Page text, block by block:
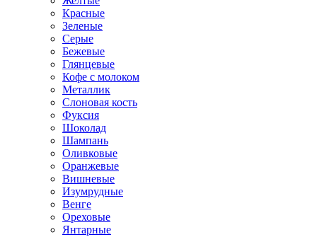
Красные
Зеленые
Серые
Бежевые
Глянцевые
Кофе с молоком
Металлик
Слоновая кость
Фуксия
Шоколад
Шампань
Оливковые
Оранжевые
Вишневые
Изумрудные
Венге
Ореховые
Янтарные